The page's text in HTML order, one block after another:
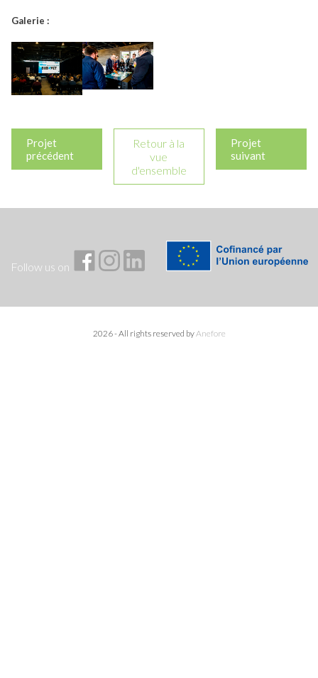
Galerie :
Projet
précédent
Retour à la
vue
d'ensemble
Projet
suivant
Follow us on
2026 - All rights reserved by Anefore